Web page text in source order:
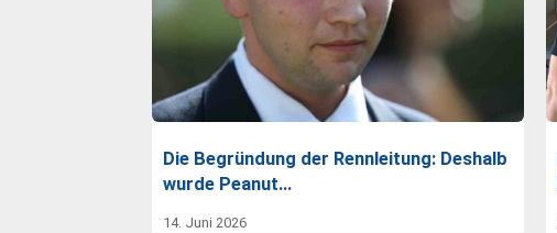
Die Begründung der Rennleitung: Deshalb
wurde Peanut…
14. Juni 2026